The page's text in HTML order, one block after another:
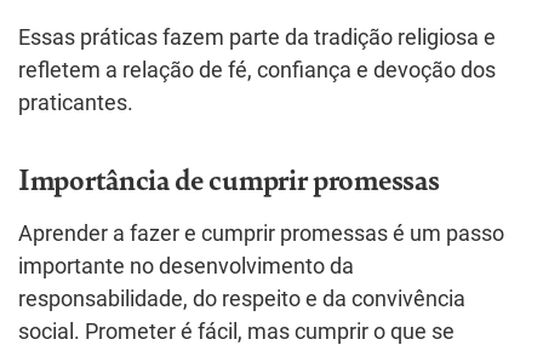
Essas práticas fazem parte da tradição religiosa e
refletem a relação de fé, confiança e devoção dos
praticantes.
Importância de cumprir promessas
Aprender a fazer e cumprir promessas é um passo
importante no desenvolvimento da
responsabilidade, do respeito e da convivência
social. Prometer é fácil, mas cumprir o que se